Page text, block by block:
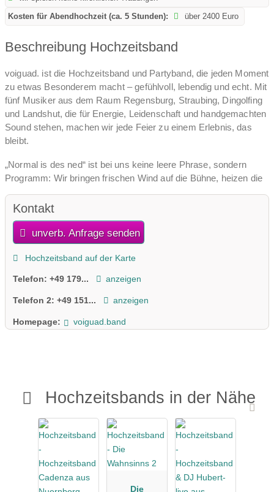
Kosten für Abendhochzeit (ca. 5 Stunden):
über 2400 Euro
Beschreibung Hochzeitsband
voiguad. ist die Hochzeitsband und Partyband, die jeden Moment
zu etwas Besonderem macht – gefühlvoll, lebendig und echt. Mit
fünf Musiker aus dem Raum Regensburg, Straubing, Dingolfing
und Landshut, die für Energie, Leidenschaft und handgemachten
Sound stehen, machen wir jede Feier zu einem Erlebnis, das
bleibt.
„Normal is des ned“ ist bei uns keine leere Phrase, sondern
Programm: Wir bringen frischen Wind auf die Bühne, heizen die
lange von dieser Nacht reden. Egal ob ihr eine große Party plant
oder den schönsten Tag eures Lebens musikalisch
unvergesslich machen wollt – wir liefern den Soundtrack für
Gänsehaut, Leichtigkeit und richtig gutes Feiern.
Dann lasst uns eure Story in Musik verwandeln.
Kontakt
unverb. Anfrage senden
Hochzeitsband auf der Karte
Telefon: +49 179... anzeigen
Telefon 2: +49 151... anzeigen
Homepage: voiguad.band
Hochzeitsbands in der Nähe
Die